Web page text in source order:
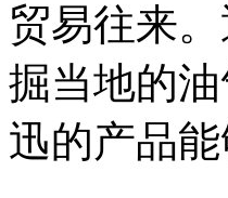
贸易往来
掘当地的
迅的产品